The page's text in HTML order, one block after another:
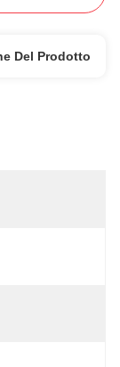
Del Prodotto